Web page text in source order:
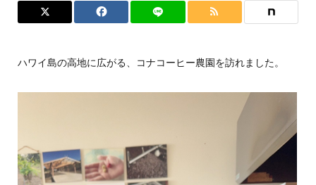
ハワイ島の高地に広がる、コナコーヒー農園を訪れました。